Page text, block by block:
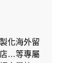
化海外留
…等專屬